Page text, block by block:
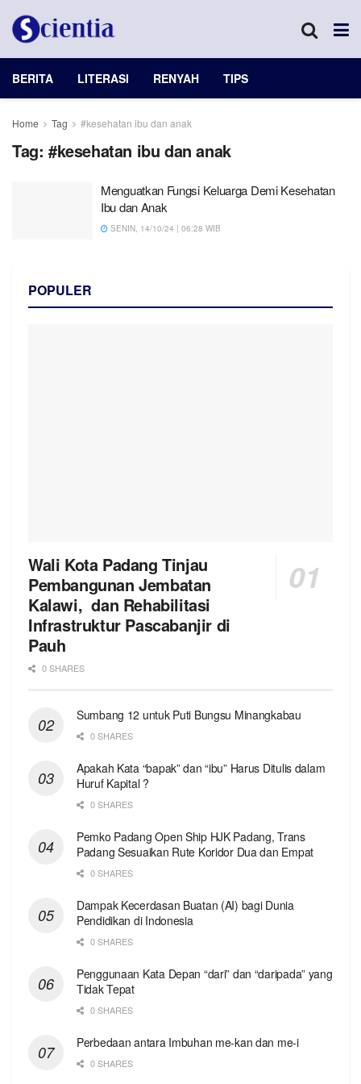
BERITA LITERASI RENYAH TIPS
Home Tag #kesehatan ibu dan anak
Tag: #kesehatan ibu dan anak
Menguatkan Fungsi Keluarga Demi Kesehatan
Ibu dan Anak
SENIN, 14/10/24 | 06:28 WIB
POPULER
Wali Kota Padang Tinjau
Pembangunan Jembatan
Kalawi, dan Rehabilitasi
Infrastruktur Pascabanjir di
Pauh
0 SHARES
Sumbang 12 untuk Puti Bungsu Minangkabau
0 SHARES
Apakah Kata “bapak” dan “ibu” Harus Ditulis dalam
Huruf Kapital ?
0 SHARES
Pemko Padang Open Ship HJK Padang, Trans
Padang Sesuaikan Rute Koridor Dua dan Empat
0 SHARES
Dampak Kecerdasan Buatan (AI) bagi Dunia
Pendidikan di Indonesia
0 SHARES
Penggunaan Kata Depan “dari” dan “daripada” yang
Tidak Tepat
0 SHARES
Perbedaan antara Imbuhan me-kan dan me-i
0 SHARES